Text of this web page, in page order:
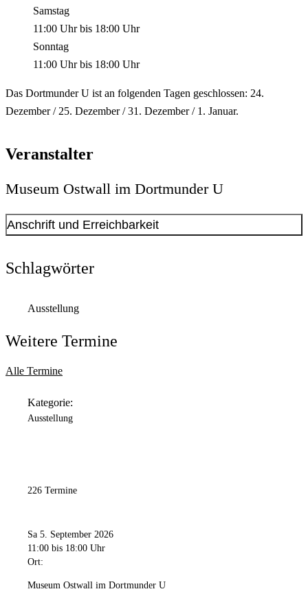
Samstag
11:00 Uhrbis 18:00 Uhr
Sonntag
11:00 Uhrbis 18:00 Uhr
Das Dortmunder U ist an folgenden Tagen geschlossen: 24.
Dezember / 25. Dezember / 31. Dezember / 1. Januar.
Veranstalter
Museum Ostwall im Dortmunder U
Anschrift und Erreichbarkeit
Anschrift
Montag
Geschlossen
11:00 Uhr
Mittwoch
Freitag
11:00 Uhrbis18:00 Uhr
Sonntag
11:00 Uhr bis 18:00 Uhr
Schlagwörter
Ausstellung
Weitere Termine
Alle Termine
Kategorie:
Ausstellung
226 Termine
Sa 5. September 2026
11:00 bis 18:00 Uhr
Ort:
Museum Ostwall im Dortmunder U